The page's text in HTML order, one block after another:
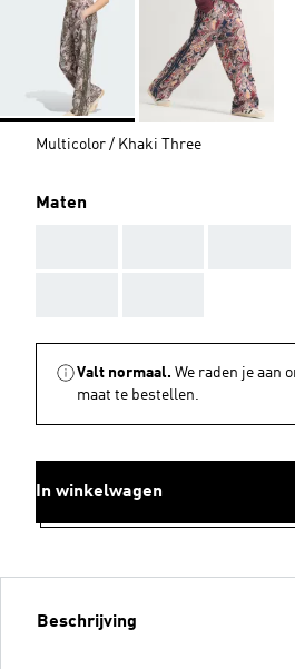
Multicolor / Khaki Three
Maten
Valt normaal. We raden je aan
maat te bestellen.
In winkelwagen
Beschrijving